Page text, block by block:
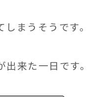
まうそうです。
来た一日です。